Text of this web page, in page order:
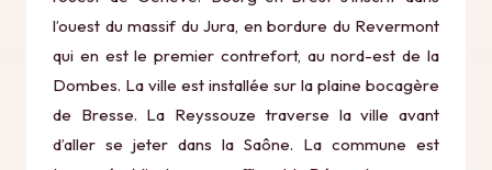
l’ouest du massif du Jura, en bordure du Revermont
qui en est le premier contrefort, au nord-est de la
Dombes. La ville est installée sur la plaine bocagère
de Bresse. La Reyssouze traverse la ville avant
d’aller se jeter dans la Saône. La commune est